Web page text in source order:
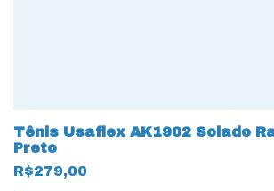
Tênis Usaflex AK1902 Solado
Preto
R$279,00